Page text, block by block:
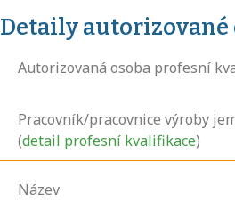
Detaily autorizované
Autorizovaná osoba profesní
Pracovník/pracovnice výroby
(detail profesní kvalifikace)
Název